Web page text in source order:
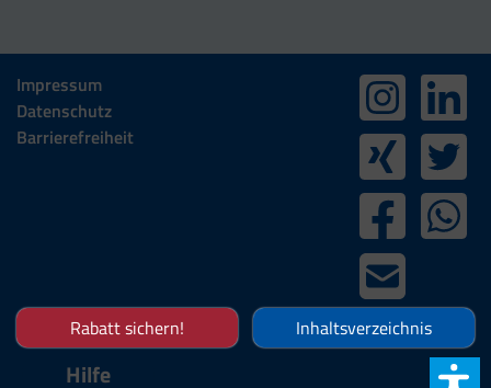
Impressum
Datenschutz
Barrierefreiheit
Rabatt sichern! Inhaltsverzeichnis
Hilfe